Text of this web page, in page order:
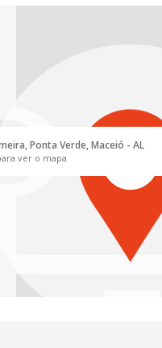
Ponta Verde, Maceió - AL
ver o mapa